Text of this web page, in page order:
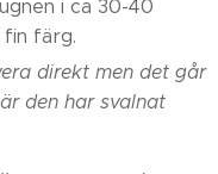
i ca 30-40
färg.
direkt men det går
den har svalnat